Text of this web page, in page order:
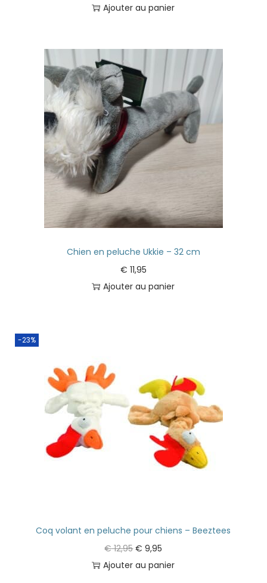
Ajouter au panier
Chien en peluche Ukkie – 32 cm
€ 11,95
Ajouter au panier
-23%
Coq volant en peluche pour chiens – Beeztees
€12,95 € 9,95
Ajouter au panier